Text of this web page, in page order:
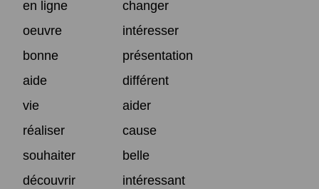
en ligne
changer
oeuvre
intéresser
bonne
présentation
aide
différent
vie
aider
réaliser
cause
souhaiter
belle
découvrir
intéressant